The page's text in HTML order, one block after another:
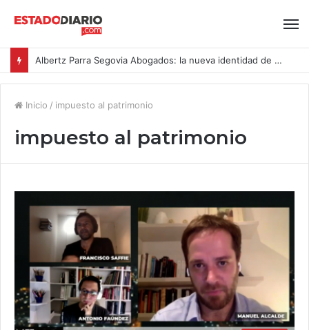
Albertz Parra Segovia Abogados: la nueva identidad de Segovia Consulting
Inicio / impuesto al patrimonio
impuesto al patrimonio